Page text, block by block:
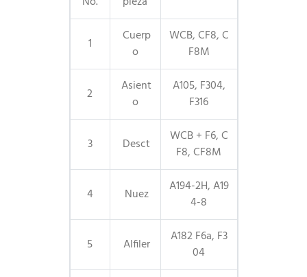
1
Cuerp
o
WCB, CF8, C
F8M
2
Asient
o
A105, F304,
F316
3 Desct
WCB + F6, C
F8, CF8M
4 Nuez
A194-2H, A19
4-8
5 Alfiler
A182 F6a, F3
04